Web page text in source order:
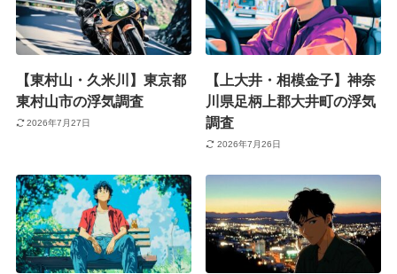
【東村山・久米川】東京都
東村山市の浮気調査
2026年7月27日
【上大井・相模金子】神奈
川県足柄上郡大井町の浮気
調査
2026年7月26日